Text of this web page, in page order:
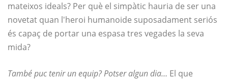
mateixos ideals? Per què el simpàtic hauria de ser una
novetat quan l'heroi humanoide suposadament seriós
és capaç de portar una espasa tres vegades la seva
mida?
També puc tenir un equip? Potser algun dia… El que